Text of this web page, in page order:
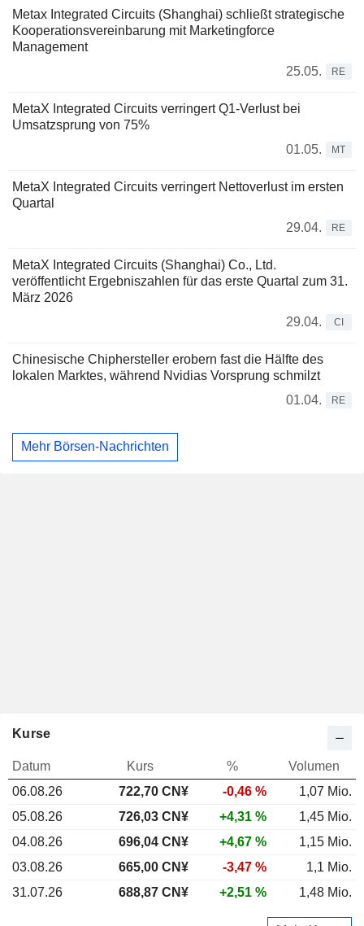
Metax Integrated Circuits (Shanghai) schließt strategische
Kooperationsvereinbarung mit Marketingforce
Management
25.05.
RE
MetaX Integrated Circuits verringert Q1-Verlust bei
Umsatzsprung von 75%
01.05.
MT
MetaX Integrated Circuits verringert Nettoverlust im ersten
Quartal
29.04.
RE
MetaX Integrated Circuits (Shanghai) Co., Ltd.
veröffentlicht Ergebniszahlen für das erste Quartal zum 31.
März 2026
29.04.
CI
Chinesische Chiphersteller erobern fast die Hälfte des
lokalen Marktes, während Nvidias Vorsprung schmilzt
01.04.
RE
Mehr Börsen-Nachrichten
Kurse
Datum Kurs %
Volumen
06.08.26
722,70 CN¥ -0,46 %
1,07 Mio.
05.08.26
726,03 CN¥ +4,31 %
1,45 Mio.
04.08.26
696,04 CN¥ +4,67 %
1,15 Mio.
03.08.26
665,00 CN¥ -3,47 %
1,1 Mio.
31.07.26
688,87 CN¥ +2,51 % 1,48 Mio.